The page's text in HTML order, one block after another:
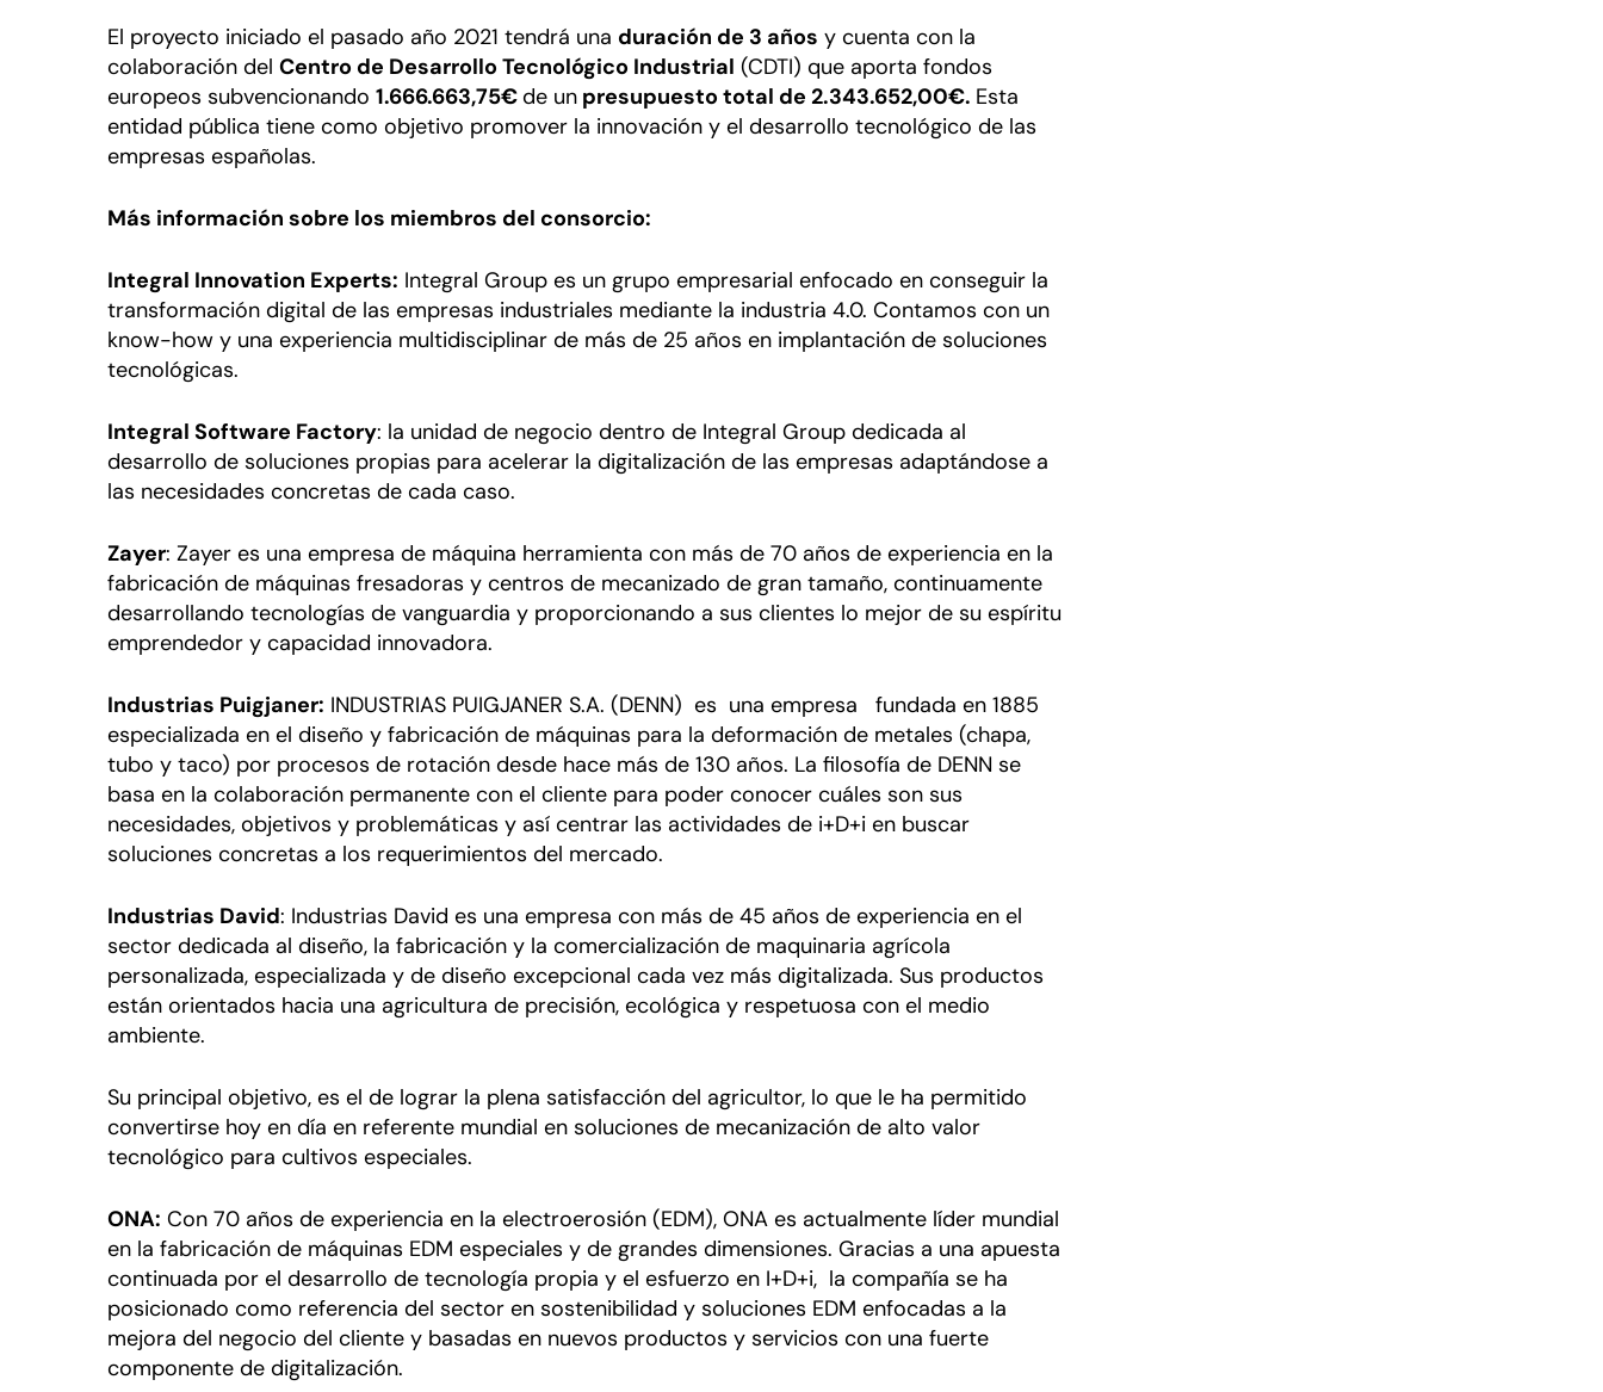
El proyecto iniciado el pasado año 2021 tendrá una duración de 3 años y cuenta con la
colaboración del Centro de Desarrollo Tecnológico Industrial (CDTI) que aporta fondos
europeos subvencionando 1.666.663,75€de un presupuesto total de 2.343.652,00€. Esta
entidad pública tiene como objetivo promover la innovación y el desarrollo tecnológico de las
empresas españolas.
Más información sobre los miembros del consorcio:
Integral Innovation Experts: Integral Group es un grupo empresarial enfocado en conseguir la
transformación digital de las empresas industriales mediante la industria 4.0. Contamos con un
know-how y una experiencia multidisciplinar de más de 25 años en implantación de soluciones
tecnológicas.
Integral Software Factory: la unidad de negocio dentro de Integral Group dedicada al
desarrollo de soluciones propias para acelerar la digitalización de las empresas adaptándose a
las necesidades concretas de cada caso.
Zayer: Zayer es una empresa de máquina herramienta con más de 70 años de experiencia en la
fabricación de máquinas fresadoras y centros de mecanizado de gran tamaño, continuamente
desarrollando tecnologías de vanguardia y proporcionando a sus clientes lo mejor de su espíritu
emprendedor y capacidad innovadora.
Industrias Puigjaner: INDUSTRIAS PUIGJANER S.A. (DENN) es una empresa fundada en 1885
especializada en el diseño y fabricación de máquinas para la deformación de metales (chapa,
tubo y taco) por procesos de rotación desde hace más de 130 años. La filosofía de DENN se
basa en la colaboración permanente con el cliente para poder conocer cuáles son sus
necesidades, objetivos y problemáticas y así centrar las actividades de i+D+i en buscar
soluciones concretas a los requerimientos del mercado.
Industrias David: Industrias David es una empresa con más de 45 años de experiencia en el
sector dedicada al diseño, la fabricación y la comercialización de maquinaria agrícola
personalizada, especializada y de diseño excepcional cada vez más digitalizada. Sus productos
están orientados hacia una agricultura de precisión, ecológica y respetuosa con el medio
ambiente.
Su principal objetivo, es el de lograr la plena satisfacción del agricultor, lo que le ha permitido
convertirse hoy en día en referente mundial en soluciones de mecanización de alto valor
tecnológico para cultivos especiales.
ONA: Con 70 años de experiencia en la electroerosión (EDM), ONA es actualmente líder mundial
en la fabricación de máquinas EDM especiales y de grandes dimensiones. Gracias a una apuesta
continuada por el desarrollo de tecnología propia y el esfuerzo en I+D+i, la compañía se ha
posicionado como referencia del sector en sostenibilidad y soluciones EDM enfocadas a la
mejora del negocio del cliente y basadas en nuevos productos y servicios con una fuerte
componente de digitalización.